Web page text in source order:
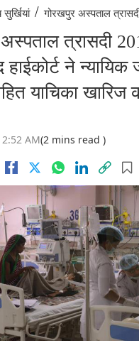
/ गोरखपुर अस्पताल
त्रासदी
हाईकोर्ट ने
याचिका खारिज
AM(2 mins read )